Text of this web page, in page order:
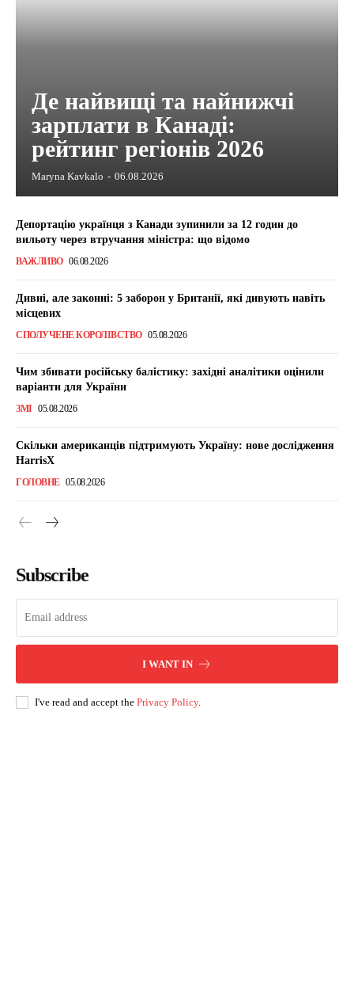
Де найвищі та найнижчі
зарплати в Канаді:
рейтинг регіонів 2026
Maryna Kavkalo - 06.08.2026
Депортацію українця з Канади зупинили за 12 годин до
вильоту через втручання міністра: що відомо
ВАЖЛИВО 06.08.2026
Дивні, але законні: 5 заборон у Британії, які дивують навіть
місцевих
СПОЛУЧЕНЕ КОРОЛІВСТВО 05.08.2026
Чим збивати російську балістику: західні аналітики оцінили
варіанти для України
ЗМІ 05.08.2026
Скільки американців підтримують Україну: нове дослідження
HarrisX
ГОЛОВНЕ 05.08.2026
Subscribe
I WANT IN
I've read and accept the Privacy Policy.